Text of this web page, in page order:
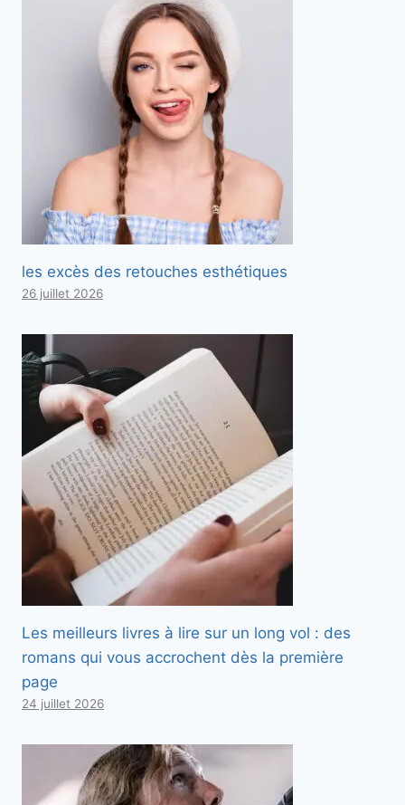
les excès des retouches esthétiques
26 juillet 2026
Les meilleurs livres à lire sur un long vol : des
romans qui vous accrochent dès la première
page
24 juillet 2026